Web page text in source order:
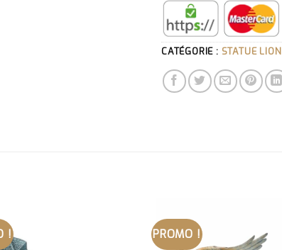
CATÉGORIE : STATUE LION
! PROMO !